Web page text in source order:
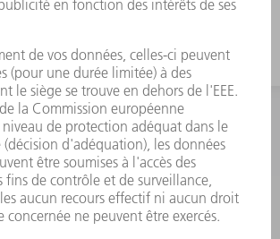
INFORMATION
Foire aux questions
Termes et conditions
CONTACT